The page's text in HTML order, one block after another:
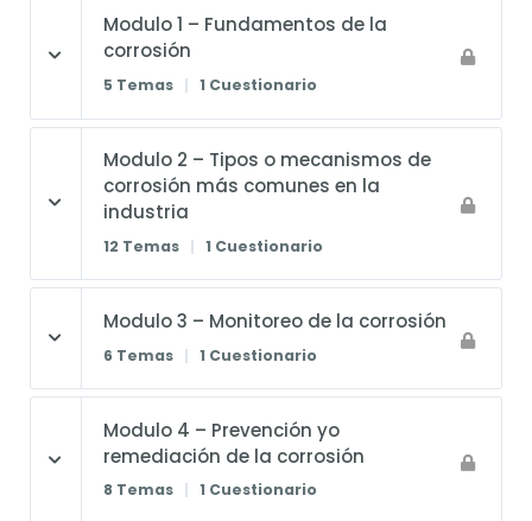
Modulo 1 – Fundamentos de la
corrosión
5 Temas | 1 Cuestionario
Modulo 2 – Tipos o mecanismos de
corrosión más comunes en la
industria
12 Temas | 1 Cuestionario
Modulo 3 – Monitoreo de la corrosión
6 Temas | 1 Cuestionario
Modulo 4 – Prevención yo
remediación de la corrosión
8 Temas | 1 Cuestionario